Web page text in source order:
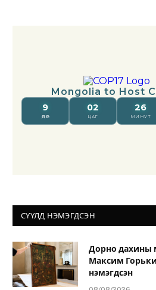
СҮҮЛД НЭМЭГДСЭН
Дорно дахины
Максим
нэмэгдсэн